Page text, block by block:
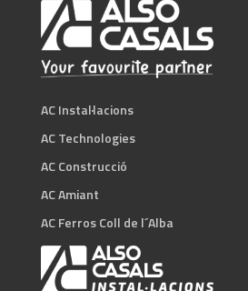
AC Instal·lacions
AC Technologies
AC Construcció
AC Amiant
AC Ferros Coll de l´Alba